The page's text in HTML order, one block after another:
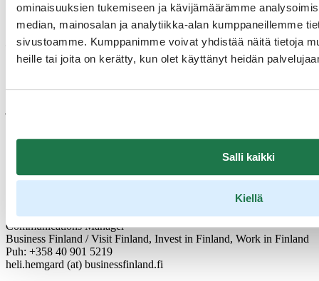
ominaisuuksien tukemiseen ja kävijämäärämme
median, mainosalan ja analytiikka-alan kumppaneillemme
sivustoamme. Kumppanimme voivat yhdistää näitä tietoja
heille tai joita on kerätty, kun olet käyttänyt heidän
Salli kaikki
Kiellä
Lisäksi alan yritykset ovat usein pieniä palveluyrityksiä, joiden
kehityshankkeet ovat pienimuotoisempia ja lyhytkestoisempia.
– Suomen matkailualalla on suurta kehittämispotentiaalia.
Innovatiiviset matkailupalvelut voivat avata ovia myös uusille
Lisätietoja medialle
Heli Hemgård
Communications Manager
Business Finland / Visit Finland, Invest in Finland, Work in Finland
Puh: +358 40 901 5219
heli.hemgard (at) businessfinland.fi